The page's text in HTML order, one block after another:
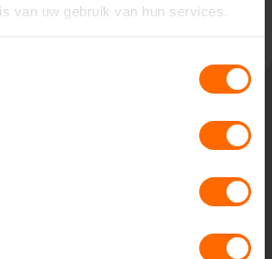
van uw gebruik van hun services.
info
in onze eigen
kozijnen bestellen eenvoudig.
produceren in onze fabrieken in
rechtstreeks bij de bron, zonder